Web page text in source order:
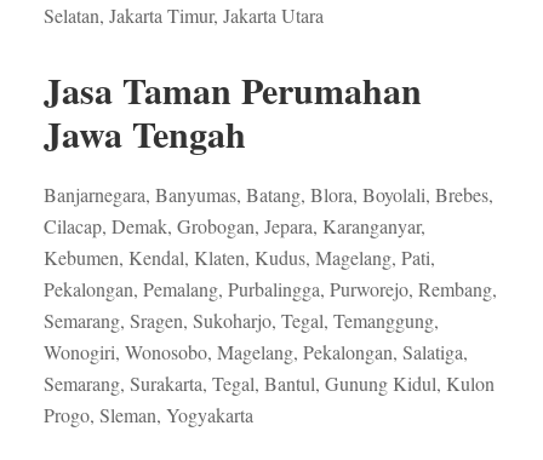
Selatan, Jakarta Timur, Jakarta Utara
Jasa Taman Perumahan
Jawa Tengah
Banjarnegara, Banyumas, Batang, Blora, Boyolali, Brebes,
Cilacap, Demak, Grobogan, Jepara, Karanganyar,
Kebumen, Kendal, Klaten, Kudus, Magelang, Pati,
Pekalongan, Pemalang, Purbalingga, Purworejo, Rembang,
Semarang, Sragen, Sukoharjo, Tegal, Temanggung,
Wonogiri, Wonosobo, Magelang, Pekalongan, Salatiga,
Semarang, Surakarta, Tegal, Bantul, Gunung Kidul, Kulon
Progo, Sleman, Yogyakarta